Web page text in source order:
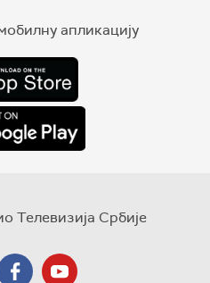
апликацију
Телевизија Србије